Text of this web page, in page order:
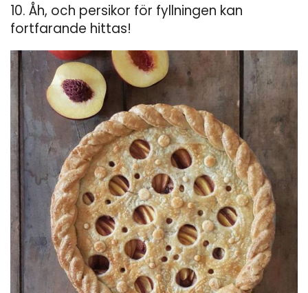
10. Åh, och persikor för fyllningen kan
fortfarande hittas!